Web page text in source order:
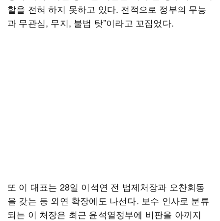
할을 전혀 하지 못하고 있다. 전적으로 정부의 무능
과 무관심, 무지, 불법 탓”이라고 꼬집었다.
또 이 대표는 28일 이석연 전 법제처장과 오찬회동
을 갖는 등 외연 확장에도 나선다. 보수 인사로 분류
되는 이 처장은 최근 윤석열정부에 비판을 아끼지